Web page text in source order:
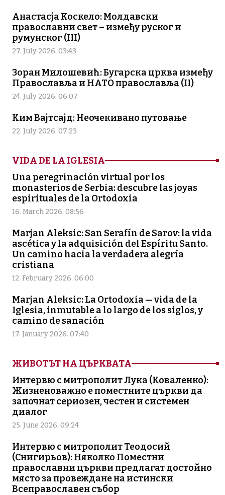
Анастасја Коскело: Молдавски
православни свет – између руског и
румунског (III)
27. July 2026. 03:43
Зоран Милошевић: Бугарска црква између
Православља и НАТО православља (II)
24. July 2026. 06:07
Ким Вајтсајд: Неочекивано путовање
22. July 2026. 07:23
VIDA DE LA IGLESIA
Una peregrinación virtual por los
monasterios de Serbia: descubre las joyas
espirituales de la Ortodoxia
16. March 2026. 08:56
Marjan Aleksic: San Serafín de Sarov: la vida
ascética y la adquisición del Espíritu Santo.
Un camino hacia la verdadera alegría
cristiana
12. February 2026. 06:00
Marjan Aleksic: La Ortodoxia — vida de la
Iglesia, inmutable a lo largo de los siglos, y
camino de sanación
17. January 2026. 07:40
ЖИВОТЪТ НА ЦЪРКВАТА
Интервю с митрополит Лука (Коваленко):
Жизненоважно е поместните църкви да
започнат сериозен, честен и системен
диалог
25. June 2026. 09:24
Интервю с митрополит Теодосий
(Снигирьов): Няколко Поместни
православни църкви предлагат достойно
място за провеждане на истински
Всеправославен събор